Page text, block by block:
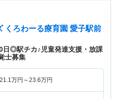
くろわーる療育園 愛子駅前
日◎駅チカ♪児童発達支援・放課
士募集
21.1万円～23.6万円